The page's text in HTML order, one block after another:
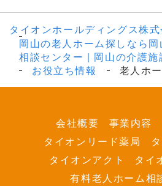
タイオンホールディングス株式
岡山の老人ホーム探しなら
相談センター | 岡山の介護施
お役立ち情報
老人ホ
会社概要 事業内容
タイオンリード薬局
タイオンアクト
タイ
有料老人ホーム相